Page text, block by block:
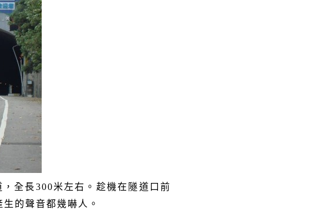
全長300米左右。趁機在隧道口前
的聲音都幾嚇人。